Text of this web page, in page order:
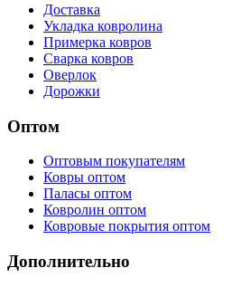
Доставка
Укладка ковролина
Примерка ковров
Сварка ковров
Оверлок
Дорожки
Оптом
Оптовым покупателям
Ковры оптом
Паласы оптом
Ковролин оптом
Ковровые покрытия оптом
Дополнительно